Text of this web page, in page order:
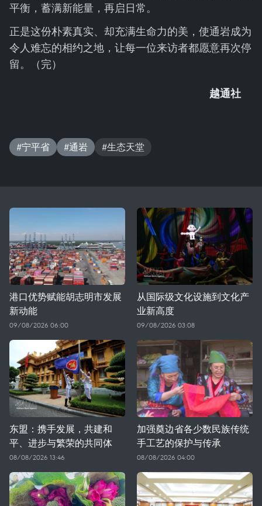
平衡，蓄满新能量，再启日常。
正是这份朴素真实、却充满生命力的美，使通岩成为
令人难忘的相约之地，让每一位来访者都愿意再次停
留。（完）
越通社
#宁平省 #通岩 #生态天堂
港口优势赋能胡志明市发展
新动能
09/08/2026 06:00
从国际级文化设施到文化产
业新高度
09/08/2026 03:08
东盟：携手发展，共建和
平、进步与繁荣的共同体
08/08/2026 13:46
加强奠边省各少数民族传统
手工艺的保护与传承
08/08/2026 04:00